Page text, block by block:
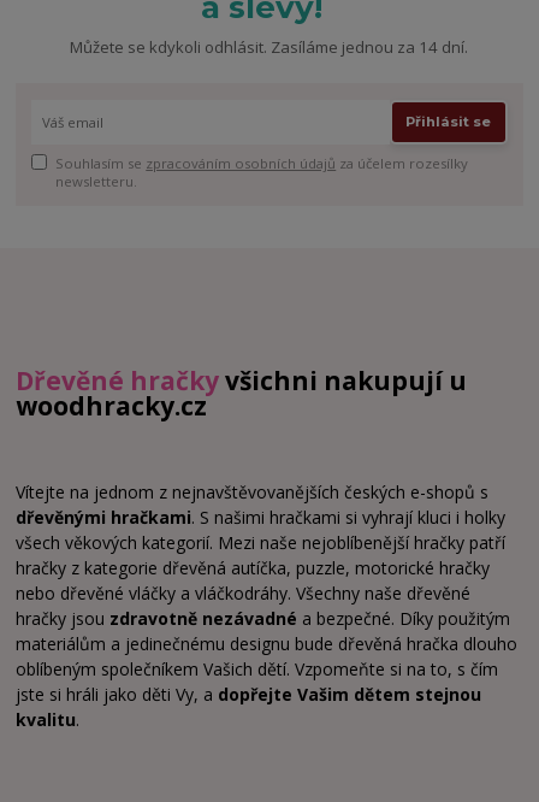
Můžete se kdykoli odhlásit. Zasíláme jednou za 14 dní.
Přihlásit se
Souhlasím se zpracováním osobních údajů za účelem rozesílky
newsletteru.
Dřevěné hračkyvšichni nakupují u
woodhracky.cz
Vítejte na jednom z nejnavštěvovanějších českých e-shopů s
dřevěnými hračkami. S našimi hračkami si vyhrají kluci i holky
všech věkových kategorií. Mezi naše nejoblíbenější hračky patří
hračky z kategorie dřevěná autíčka, puzzle, motorické hračky
nebo dřevěné vláčky a vláčkodráhy. Všechny naše dřevěné
hračky jsou zdravotně nezávadné a bezpečné. Díky použitým
materiálům a jedinečnému designu bude dřevěná hračka dlouho
oblíbeným společníkem Vašich dětí. Vzpomeňte si na to, s čím
jste si hráli jako děti Vy, a dopřejte Vašim dětem stejnou
kvalitu.